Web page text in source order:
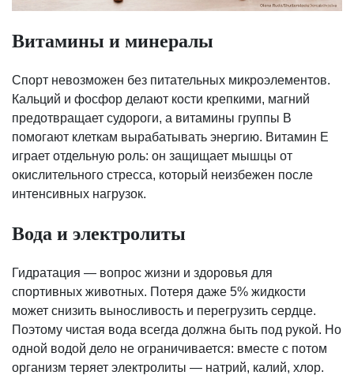
Витамины и минералы
Спорт невозможен без питательных микроэлементов.
Кальций и фосфор делают кости крепкими, магний
предотвращает судороги, а витамины группы B
помогают клеткам вырабатывать энергию. Витамин Е
играет отдельную роль: он защищает мышцы от
окислительного стресса, который неизбежен после
интенсивных нагрузок.
Вода и электролиты
Гидратация — вопрос жизни и здоровья для
спортивных животных. Потеря даже 5% жидкости
может снизить выносливость и перегрузить сердце.
Поэтому чистая вода всегда должна быть под рукой. Но
одной водой дело не ограничивается: вместе с потом
организм теряет электролиты — натрий, калий, хлор.